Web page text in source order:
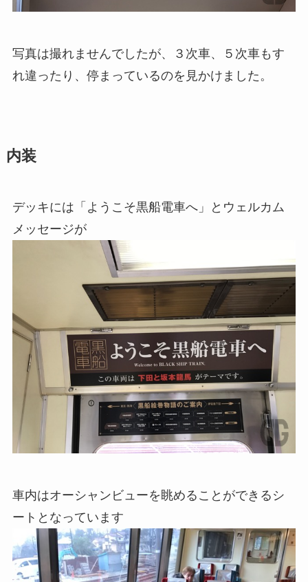
写真は撮れませんでしたが、３次車、５次車もす
れ違ったり、停まっているのを見かけました。
内装
デッキには「ようこそ黒船電車へ」とウェルカム
メッセージが
車内はオーシャンビューを眺めることができるシ
ートとなっています